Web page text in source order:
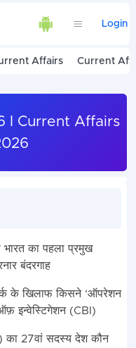
Login
Affairs Current
I Current Affairs
भारत का पहला प्रमुख
बंदरगाह
के खिलाफ किसने ‘ऑपरेशन
इन्वेस्टिगेशन (CBI)
27वां सदस्य देश कौन